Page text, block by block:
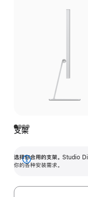
支架
选择你合用的支架。 Studio
你的各种安装需求。
展